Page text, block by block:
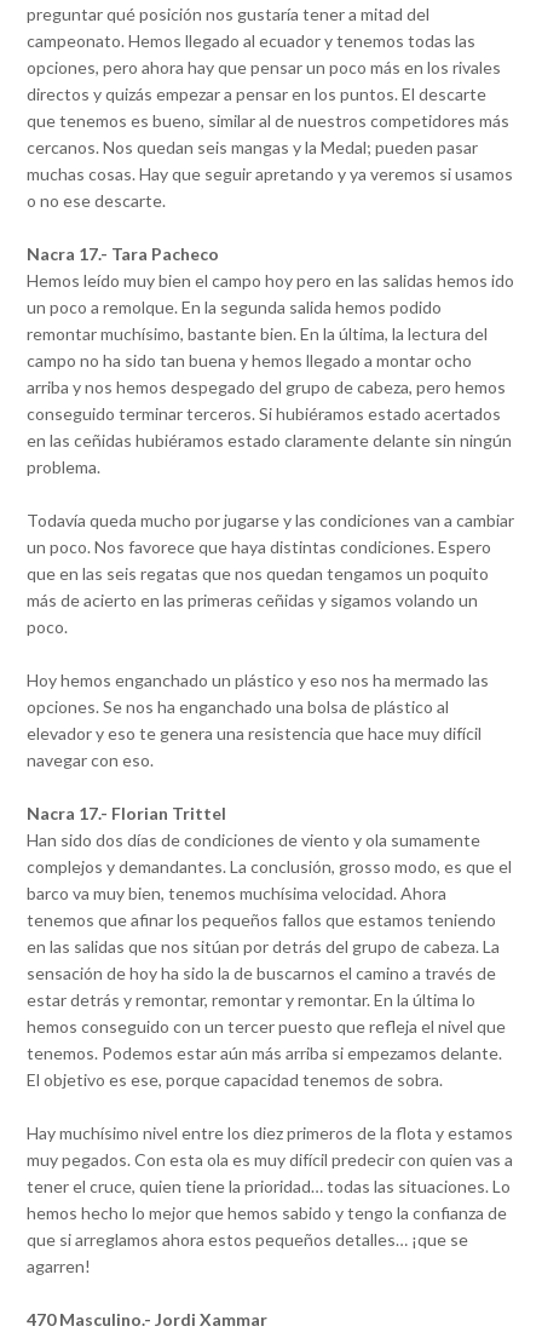
preguntar qué posición nos gustaría tener a mitad del
campeonato. Hemos llegado al ecuador y tenemos todas las
opciones, pero ahora hay que pensar un poco más en los rivales
directos y quizás empezar a pensar en los puntos. El descarte
que tenemos es bueno, similar al de nuestros competidores más
cercanos. Nos quedan seis mangas y la Medal; pueden pasar
muchas cosas. Hay que seguir apretando y ya veremos si usamos
o no ese descarte.
Nacra 17.- Tara Pacheco
Hemos leído muy bien el campo hoy pero en las salidas hemos ido
un poco a remolque. En la segunda salida hemos podido
remontar muchísimo, bastante bien. En la última, la lectura del
campo no ha sido tan buena y hemos llegado a montar ocho
arriba y nos hemos despegado del grupo de cabeza, pero hemos
conseguido terminar terceros. Si hubiéramos estado acertados
en las ceñidas hubiéramos estado claramente delante sin ningún
problema.
Todavía queda mucho por jugarse y las condiciones van a cambiar
un poco. Nos favorece que haya distintas condiciones. Espero
que en las seis regatas que nos quedan tengamos un poquito
más de acierto en las primeras ceñidas y sigamos volando un
poco.
Hoy hemos enganchado un plástico y eso nos ha mermado las
opciones. Se nos ha enganchado una bolsa de plástico al
elevador y eso te genera una resistencia que hace muy difícil
navegar con eso.
Nacra 17.- Florian Trittel
Han sido dos días de condiciones de viento y ola sumamente
complejos y demandantes. La conclusión, grosso modo, es que el
barco va muy bien, tenemos muchísima velocidad. Ahora
tenemos que afinar los pequeños fallos que estamos teniendo
en las salidas que nos sitúan por detrás del grupo de cabeza. La
sensación de hoy ha sido la de buscarnos el camino a través de
estar detrás y remontar, remontar y remontar. En la última lo
hemos conseguido con un tercer puesto que refleja el nivel que
tenemos. Podemos estar aún más arriba si empezamos delante.
El objetivo es ese, porque capacidad tenemos de sobra.
Hay muchísimo nivel entre los diez primeros de la flota y estamos
muy pegados. Con esta ola es muy difícil predecir con quien vas a
tener el cruce, quien tiene la prioridad… todas las situaciones. Lo
hemos hecho lo mejor que hemos sabido y tengo la confianza de
que si arreglamos ahora estos pequeños detalles… ¡que se
agarren!
470 Masculino.- Jordi Xammar